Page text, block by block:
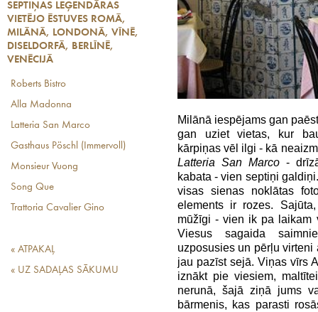
MILĀNĀ, LONDONĀ, VĪNĒ,
DISELDORFĀ, BERLĪNĒ,
VENĒCIJĀ
SEPTIŅAS LEĢENDĀRAS
VIETĒJO ĒSTUVES ROMĀ,
MILĀNĀ, LONDONĀ, VĪNĒ,
DISELDORFĀ, BERLĪNĒ,
VENĒCIJĀ
Roberts Bistro
Alla Madonna
Latteria San Marco
Gasthaus Pöschl (Immervoll)
Monsieur Vuong
Song Que
Trattoria Cavalier Gino
« ATPAKAĻ
« UZ SADAĻAS SĀKUMU
Milānā iespējams gan
gan uziet vietas, kur
kārpiņas vēl ilgi - kā
Latteria San Marco -
kabata - vien septiņi
visas sienas noklātas
elements ir rozes.
mūžīgi - vien ik pa laikam
Viesus sagaida
uzposusies un pērļu
jau pazīst sejā. Viņas vīrs
iznākt pie viesiem,
nerunā, šajā ziņā jums
bārmenis, kas parasti